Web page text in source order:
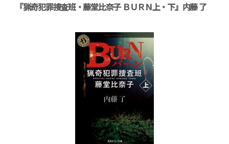
『猟奇犯罪捜査班・藤堂比奈子 ＢＵＲＮ上・下』内藤 了